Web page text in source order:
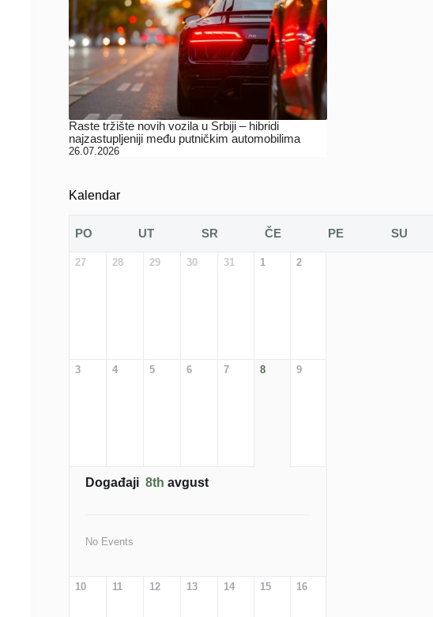
Raste tržište novih vozila u Srbiji – hibridi
najzastupljeniji među putničkim automobilima
26.07.2026
Kalendar
PO UT SR ČE PE SU
27 28 29 30 31 1 2
3 4 5 6 7 8 9
Događaji 8th avgust
No Events
10 11 12 13 14 15 16